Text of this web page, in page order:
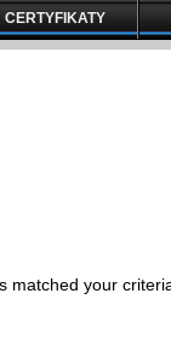
CERTYFIKATY
matched your